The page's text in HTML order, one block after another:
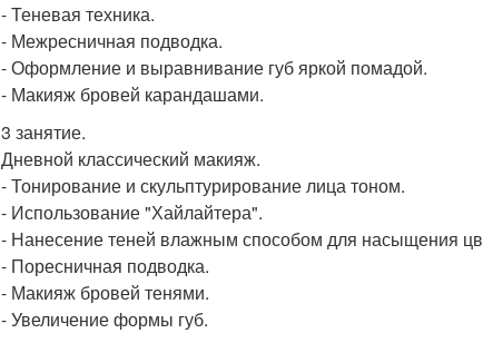
- Теневая техника.
- Межресничная подводка.
- Оформление и выравнивание губ яркой помадой.
- Макияж бровей карандашами.
3 занятие.
Дневной классический макияж.
- Тонирование и скульптурирование лица тоном.
- Использование "Хайлайтера".
- Нанесение теней влажным способом для насыщения
- Поресничная подводка.
- Макияж бровей тенями.
- Увеличение формы губ.